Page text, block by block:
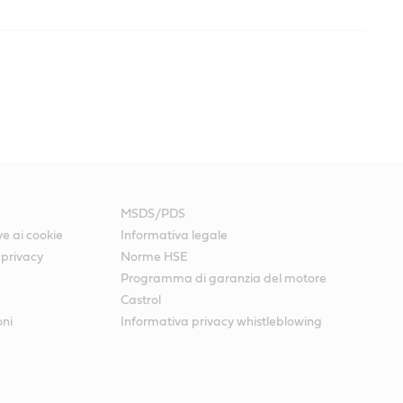
Castrol CRB Turbomax
40 CI-4/E7
Castrol VECTON
Long Drain 10W-
MSDS/PDS
ai cookie
Informativa legale
Norme HSE
Programma di garanzia del motore
Castrol
Informativa privacy whistleblowing